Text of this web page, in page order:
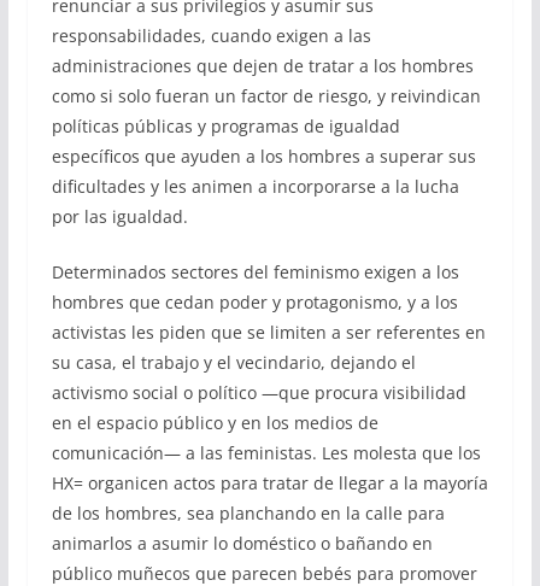
renunciar a sus privilegios y asumir sus
responsabilidades, cuando exigen a las
administraciones que dejen de tratar a los hombres
como si solo fueran un factor de riesgo, y reivindican
políticas públicas y programas de igualdad
específicos que ayuden a los hombres a superar sus
dificultades y les animen a incorporarse a la lucha
por las igualdad.
Determinados sectores del feminismo exigen a los
hombres que cedan poder y protagonismo, y a los
activistas les piden que se limiten a ser referentes en
su casa, el trabajo y el vecindario, dejando el
activismo social o político —que procura visibilidad
en el espacio público y en los medios de
comunicación— a las feministas. Les molesta que los
HX= organicen actos para tratar de llegar a la mayoría
de los hombres, sea planchando en la calle para
animarlos a asumir lo doméstico o bañando en
público muñecos que parecen bebés para promover